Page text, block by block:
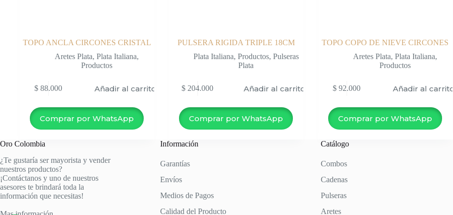
TOPO ANCLA CIRCONES CRISTAL
Aretes Plata,Plata Italiana,
Productos
$ 88.000 Añadir al carrito
Comprar por WhatsApp
PULSERA RIGIDA TRIPLE 18CM
Plata Italiana, Productos, Pulseras
Plata
$ 204.000 Añadir al carrito
Comprar por WhatsApp
TOPO COPO DE NIEVE CIRCONES
Aretes Plata,Plata Italiana,
Productos
$ 92.000 Añadir al carrito
Comprar por WhatsApp
Oro Colombia
¿Te gustaría ser mayorista y vender
nuestros productos?
¡Contáctanos y uno de nuestros
asesores te brindará toda la
información que necesitas!
Información
Garantías
Envíos
Medios de Pagos
Calidad del Producto
Catálogo
Combos
Cadenas
Pulseras
Aretes